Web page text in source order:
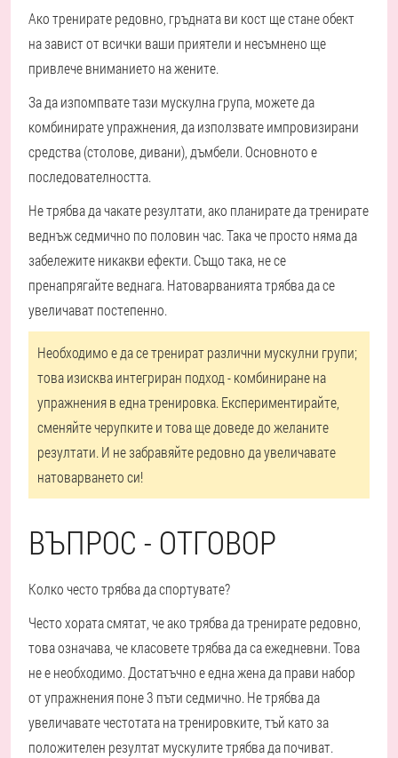
Ако тренирате редовно, гръдната ви кост ще стане обект
на завист от всички ваши приятели и несъмнено ще
привлече вниманието на жените.
За да изпомпвате тази мускулна група, можете да
комбинирате упражнения, да използвате импровизирани
средства (столове, дивани), дъмбели. Основното е
последователността.
Не трябва да чакате резултати, ако планирате да тренирате
веднъж седмично по половин час. Така че просто няма да
забележите никакви ефекти. Също така, не се
пренапрягайте веднага. Натоварванията трябва да се
увеличават постепенно.
Необходимо е да се тренират различни мускулни групи;
това изисква интегриран подход - комбиниране на
упражнения в една тренировка. Експериментирайте,
сменяйте черупките и това ще доведе до желаните
резултати. И не забравяйте редовно да увеличавате
натоварването си!
ВЪПРОС - ОТГОВОР
Колко често трябва да спортувате?
Често хората смятат, че ако трябва да тренирате редовно,
това означава, че класовете трябва да са ежедневни. Това
не е необходимо. Достатъчно е една жена да прави набор
от упражнения поне 3 пъти седмично. Не трябва да
увеличавате честотата на тренировките, тъй като за
положителен резултат мускулите трябва да почиват.